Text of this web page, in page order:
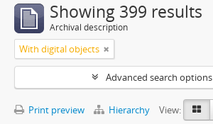
Showing 399 results
Archival description
With digital objects
Advanced search options
Print preview Hierarchy
View: